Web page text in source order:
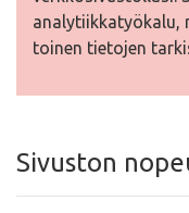
analytiikkatyökalu,
toinen tietojen
Sivuston